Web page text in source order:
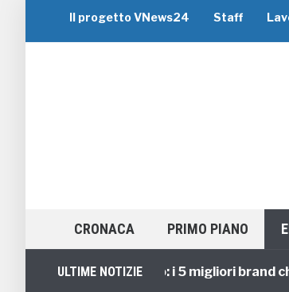
Il progetto VNews24 Staff
CRONACA PRIMO PIANO
ULTIME NOTIZIE
Viaggi di Gruppo: i 5 migliori brand che